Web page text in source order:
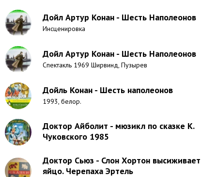
Дойл Артур Конан - Шесть Наполеонов
Инсценировка
Дойл Артур Конан - Шесть Наполеонов
Спектакль 1969 Ширвинд, Пузырев
Дойль Конан - Шесть наполеонов
1993, белор.
Доктор Айболит - мюзикл по сказке К.
Чуковского 1985
Доктор Сьюз - Слон Хортон высиживает
яйцо. Черепаха Эртель